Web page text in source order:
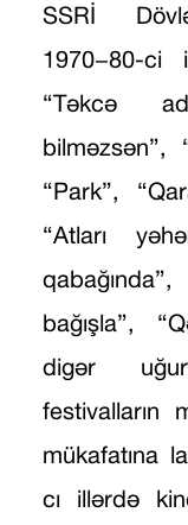
SSRİ
1970−80-ci
“Təkcə
bilməzsən”,
“Park”,
“Atları
bağışla”,
digər
festivalların
mükafatına
cı illərdə